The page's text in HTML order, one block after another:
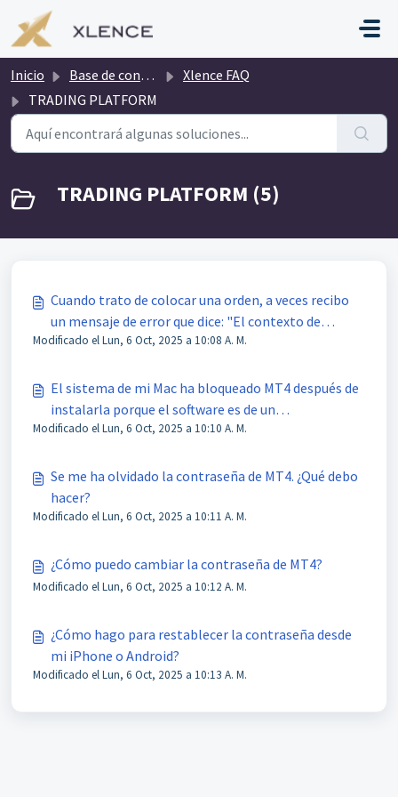
Saltar al contenido principal
Inicio Base de conocimientos
Xlence FAQ
TRADING PLATFORM
TRADING PLATFORM (5)
Cuando trato de colocar una orden, a veces recibo
un mensaje de error que dice: "El contexto de
trading está ocupado". ¿Hay manera de arreglarlo?
Modificado el Lun, 6 Oct, 2025 a 10:08 A. M.
El sistema de mi Mac ha bloqueado MT4 después de
instalarla porque el software es de un
"desarrollador desconocido", o algo parecido. ¿Qué
Modificado el Lun, 6 Oct, 2025 a 10:10 A. M.
Se me ha olvidado la contraseña de MT4. ¿Qué debo
hacer?
Modificado el Lun, 6 Oct, 2025 a 10:11 A. M.
¿Cómo puedo cambiar la contraseña de MT4?
Modificado el Lun, 6 Oct, 2025 a 10:12 A. M.
¿Cómo hago para restablecer la contraseña desde
mi iPhone o Android?
Modificado el Lun, 6 Oct, 2025 a 10:13 A. M.